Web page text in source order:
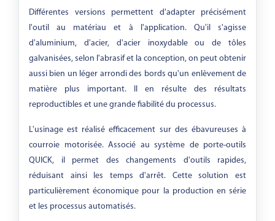
Différentes versions permettent d'adapter précisément
l'outil au matériau et à l'application. Qu'il s'agisse
d'aluminium, d'acier, d'acier inoxydable ou de tôles
galvanisées, selon l'abrasif et la conception, on peut obtenir
aussi bien un léger arrondi des bords qu'un enlèvement de
matière plus important. Il en résulte des résultats
reproductibles et une grande fiabilité du processus.
L'usinage est réalisé efficacement sur des ébavureuses à
courroie motorisée. Associé au système de porte-outils
QUICK, il permet des changements d'outils rapides,
réduisant ainsi les temps d'arrêt. Cette solution est
particulièrement économique pour la production en série
et les processus automatisés.